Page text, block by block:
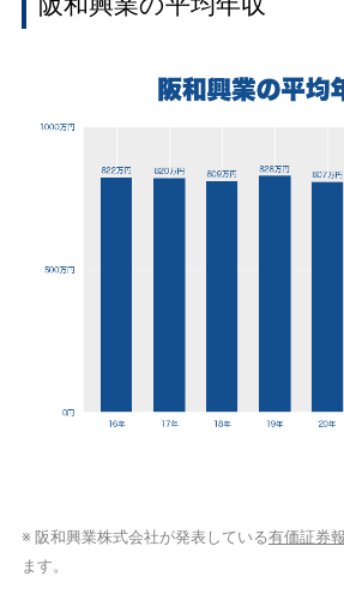
※ 阪和興業株式会社が発表している有価証券
ます。